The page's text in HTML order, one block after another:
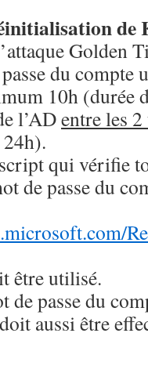
de
Golden
du
10h (durée
l’ADentre les
qui vérifie
de passe du
être utilisé.
de passe du
aussi être